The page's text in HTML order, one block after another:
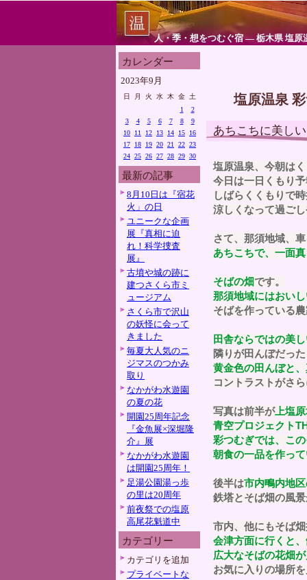
人・季・想をつむぐ宿 ― 栃木県 塩原
カレンダー
2023年9月
日 月 火 水 木 金
土
1
2
3
4 5 6 7 8
9
10
11 12 13 14 15
16
17
18 19 20 21 22 23
24 25 26 27 28 29 30
最新の記事
8月10日は『宿花
火」の日
ユニークな企画
展『真相に迫
れ！科学捜査
展』
古墳や城の跡に
建つさくら市ミ
ュージアム
さくら市で沢山
の妖怪に会って
きました
毎夏大人気のニ
ジマスのつかみ
取り
なかがわ水遊園
の夏の花
開園25周年記念
『金魚展×深堀隆
介』展
なかがわ水遊園
は開園25周年！
足湯公園湯っ歩
の里は20周年
前夜祭での塩原
高尾花魁道中
カテゴリー
カテゴリを追加
プライベートな
塩原温泉
あちこちに美し
塩原温泉、今朝は
今日は一日くもり
しばらくくもりで
涼しくなって過ご
さて、那須地域、
あちこちで、一面
そばの畑です。
那須地域にはおい
そばを作っている
田舎ならではの美
隣りが田んぼだっ
黄金色の田んぼと
コントラストがさ
写真は前半が上塩
青空プロジェクト
彩つむぎでは、こ
朝食の一品を作っ
後半は市内鴫内地
鉄塔とそば畑の風
市内、他にもそば
会津方面に行くと
広大なそばの花畑
お気に入りの場所